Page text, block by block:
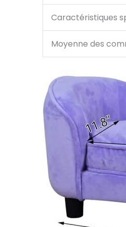
Caractéristiques
Moyenne des